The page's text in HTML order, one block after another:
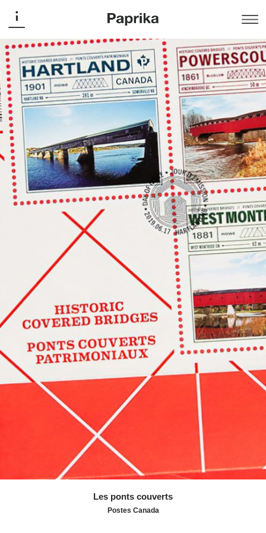
Les ponts couverts
Postes Canada
Postes Canada
Les ponts couverts
Timbre
Création d’une série de cinq timbres, d’un livret et d’une
enveloppe First Day officielle sur le thème des ponts
couverts au Canada. La surface du timbre a été traitée
comme une microfiche d’information, afin de présenter
des éléments historiques et géographiques. Les
charpentes sont représentées comme des structures
schématiques. La touche vintage de l’assemblage
typographique avec des couleurs et des photos donne
un style intemporel aux timbres.